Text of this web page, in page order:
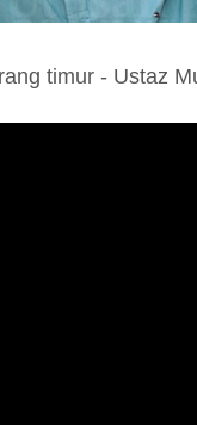
timur - Ustaz